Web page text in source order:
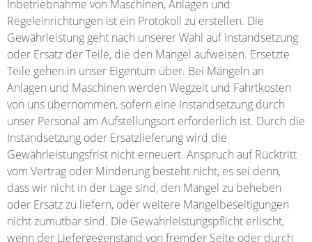
Inbetriebnahme von Maschinen, Anlagen und
Regeleinrichtungen ist ein Protokoll zu erstellen. Die
Gewährleistung geht nach unserer Wahl auf Instandsetzung
oder Ersatz der Teile, die den Mangel aufweisen. Ersetzte
Teile gehen in unser Eigentum über. Bei Mängeln an
Anlagen und Maschinen werden Wegzeit und Fahrtkosten
von uns übernommen, sofern eine Instandsetzung durch
unser Personal am Aufstellungsort erforderlich ist. Durch die
Instandsetzung oder Ersatzlieferung wird die
Gewährleistungsfrist nicht erneuert. Anspruch auf Rücktritt
vom Vertrag oder Minderung besteht nicht, es sei denn,
dass wir nicht in der Lage sind, den Mangel zu beheben
oder Ersatz zu liefern, oder weitere Mängelbeseitigungen
nicht zumutbar sind. Die Gewährleistungspflicht erlischt,
wenn der Liefergegenstand von fremder Seite oder durch